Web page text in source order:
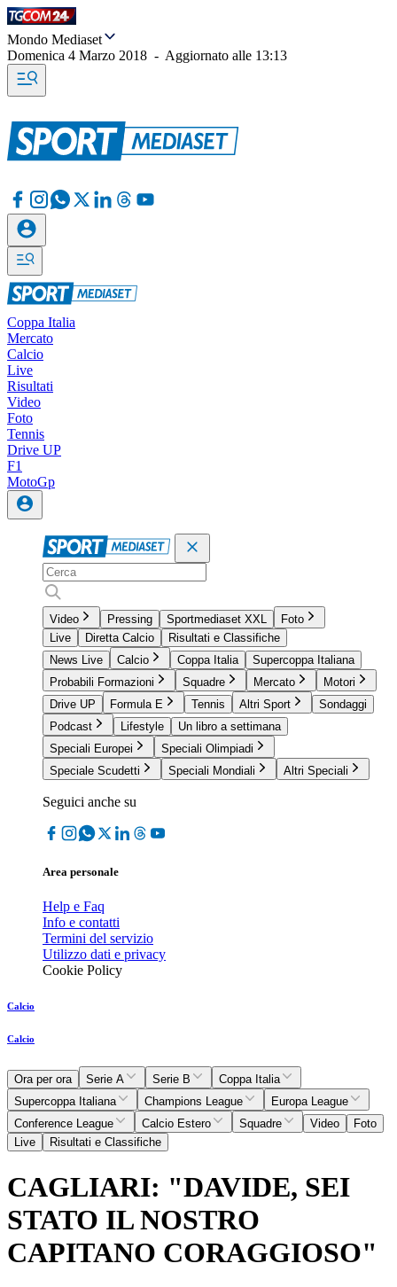
Mondo Mediaset
Domenica 4 Marzo 2018 - Aggiornato alle 13:13
Coppa Italia
Mercato
Calcio
Live
Risultati
Video
Foto
Tennis
Drive UP
F1
MotoGp
Video Pressing Sportmediaset XXL
Foto
Live
Diretta Calcio
Risultati e Classifiche
News Live
Calcio Coppa Italia
Supercoppa Italiana
Probabili Formazioni
Squadre Mercato
Motori
Drive UP
Formula E Tennis Altri Sport
Sondaggi
Podcast
Lifestyle
Un libro a settimana
Speciali Europei
Speciali Olimpiadi
Speciale Scudetti
Speciali Mondiali Altri Speciali
Seguici anche su
Area personale
Help e Faq
Info e contatti
Termini del servizio
Utilizzo dati e privacy
Cookie Policy
Calcio
Calcio
Ora per ora Serie A Serie B
Coppa Italia
Supercoppa Italiana
Champions League
Europa League
Conference League
Calcio Estero Squadre Video
Foto
Live
Risultati e Classifiche
CAGLIARI: "DAVIDE, SEI
STATO IL NOSTRO
CAPITANO CORAGGIOSO"